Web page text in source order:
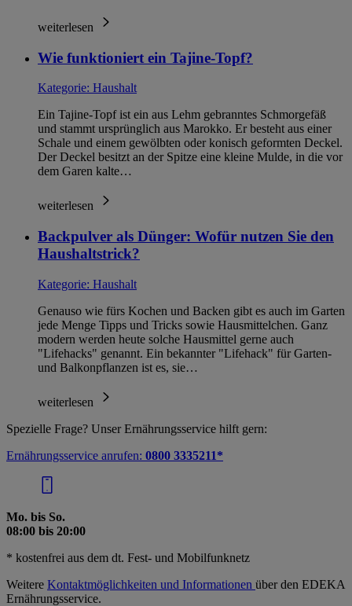
weiterlesen
Wie funktioniert ein Tajine-Topf?
Kategorie: Haushalt
Ein Tajine-Topf ist ein aus Lehm gebranntes Schmorgefäß
und stammt ursprünglich aus Marokko. Er besteht aus einer
Schale und einem gewölbten oder konisch geformten Deckel.
Der Deckel besitzt an der Spitze eine kleine Mulde, in die vor
dem Garen kalte…
weiterlesen
Backpulver als Dünger: Wofür nutzen Sie den
Haushaltstrick?
Kategorie: Haushalt
Genauso wie fürs Kochen und Backen gibt es auch im Garten
jede Menge Tipps und Tricks sowie Hausmittelchen. Ganz
modern werden heute solche Hausmittel gerne auch
"Lifehacks" genannt. Ein bekannter "Lifehack" für Garten-
und Balkonpflanzen ist es, sie…
weiterlesen
Spezielle Frage? Unser Ernährungsservice hilft gern:
Ernährungsservice anrufen: 0800 3335211*
Mo. bis So.
08:00 bis 20:00
* kostenfrei aus dem dt. Fest- und Mobilfunknetz
Weitere Kontaktmöglichkeiten und Informationen über den EDEKA
Ernährungsservice.